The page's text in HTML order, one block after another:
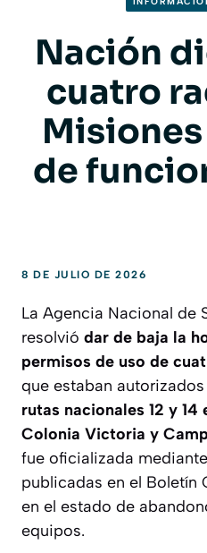
Nación
cuatro
de
8 DE JULIO DE 2026
La Agencia Nacional de
resolvió dar de baja la
permisos de uso de
que estaban
rutas nacionales 12 y
Colonia Victoria y
fue oficializada
publicadas en el Boletín
en el estado de
equipos.